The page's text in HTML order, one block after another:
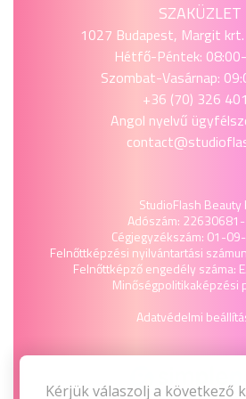
SZAKÜZLET
1027 Budapest, Margit
Hétfő-Péntek:
Szombat-Vasárnap:
+36 (70) 326
Angol nyelvű
StudioFlash Beauty
Adószám:
Cégjegyzékszám: 01-
Felnőttképzési nyilvántartási
Felnőttképző engedély száma:
Minőségpolitikaképzési
Adatvédelmi
Kérjük válaszolj a következő